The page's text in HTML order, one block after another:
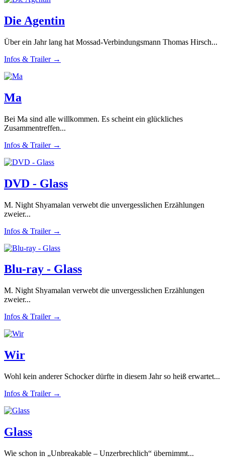
Die Agentin
Über ein Jahr lang hat Mossad-Verbindungsmann Thomas Hirsch...
Infos & Trailer →
Ma
Bei Ma sind alle willkommen. Es scheint ein glückliches
Zusammentreffen...
Infos & Trailer →
DVD - Glass
M. Night Shyamalan verwebt die unvergesslichen Erzählungen
zweier...
Infos & Trailer →
Blu-ray - Glass
M. Night Shyamalan verwebt die unvergesslichen Erzählungen
zweier...
Infos & Trailer →
Wir
Wohl kein anderer Schocker dürfte in diesem Jahr so heiß erwartet...
Infos & Trailer →
Glass
Wie schon in „Unbreakable – Unzerbrechlich“ übernimmt...